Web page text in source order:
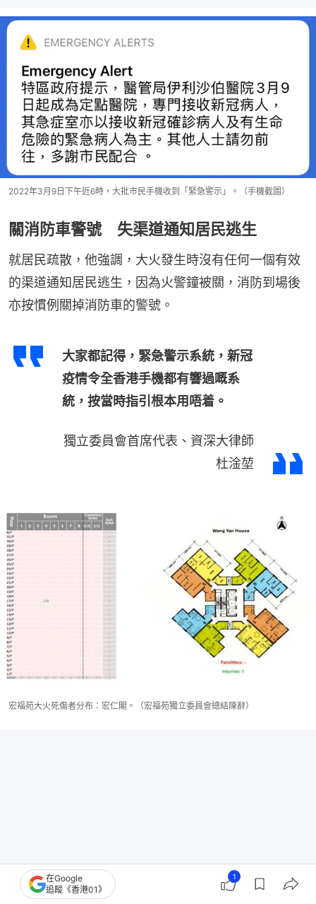
2022年3月9日下午近6時，大批市民手機收到「緊急警示」。（手機截圖）
關消防車警號 失渠道通知居民逃生
就居民疏散，他強調，大火發生時沒有任何一個有效
的渠道通知居民逃生，因為火警鐘被關，消防到場後
亦按慣例關掉消防車的警號。
大家都記得，緊急警示系統，新冠
疫情令全香港手機都有響過嘅系
統，按當時指引根本用唔着。
獨立委員會首席代表、資深大律師
杜淦堃
宏福苑大火死傷者分布：宏仁閣。（宏福苑獨立委員會總結陳辭）
在Google
追蹤《香港01》
1